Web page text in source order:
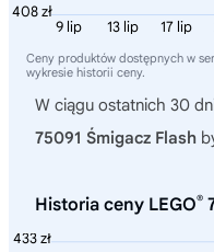
408 zł
17 lip
13 lip
9 lip
Ceny produktów dostępnych w
wykresie historii ceny.
W ciągu ostatnich 30
75091 Śmigacz Flash
Historia ceny LEGO®
433 zł